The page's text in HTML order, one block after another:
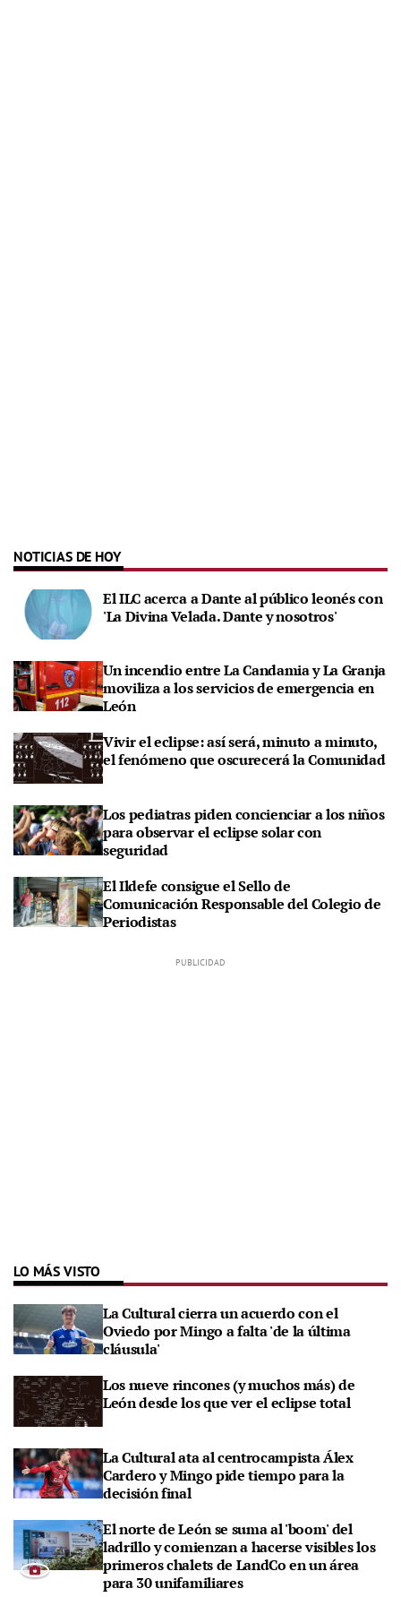
NOTICIAS DE HOY
El ILC acerca a Dante al público leonés con
'La Divina Velada. Dante y nosotros'
Un incendio entre La Candamia y La Granja
moviliza a los servicios de emergencia en
León
Vivir el eclipse: así será, minuto a minuto,
el fenómeno que oscurecerá la Comunidad
Los pediatras piden concienciar a los niños
para observar el eclipse solar con
seguridad
El Ildefe consigue el Sello de
Comunicación Responsable del Colegio de
Periodistas
LO MÁS VISTO
La Cultural cierra un acuerdo con el
Oviedo por Mingo a falta 'de la última
cláusula'
Los nueve rincones (y muchos más) de
León desde los que ver el eclipse total
La Cultural ata al centrocampista Álex
Cardero y Mingo pide tiempo para la
decisión final
El norte de León se suma al 'boom' del
ladrillo y comienzan a hacerse visibles los
primeros chalets de LandCo en un área
para 30 unifamiliares